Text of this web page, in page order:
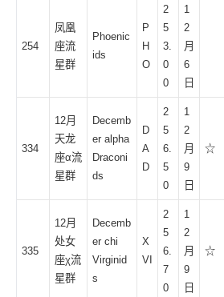
254
凤凰
座流
星群
Phoenic
ids
P
H
O
2
5
3.
0
0
1
2
月
6
日
334
12月
天龙
座α流
星群
Decemb
er alpha
Draconi
ds
D
A
D
2
5
6.
5
0
1
2
月
9
日
☆
335
12月
处女
座χ流
星群
Decemb
er chi
Virginid
s
X
VI
2
5
6.
7
0
1
2
月
9
日
☆